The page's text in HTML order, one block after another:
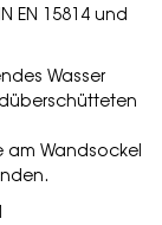
EN 15814 und
Wasser
am Wandsockel